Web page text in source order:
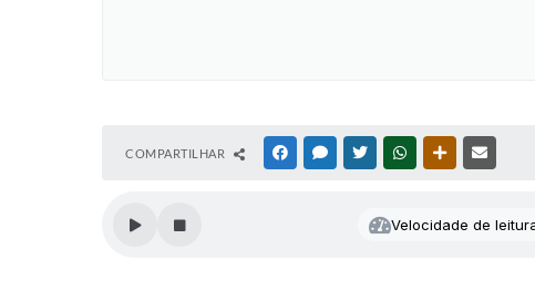
COMPARTILHAR FACEBOOKMESSENGER
TWITTERWHATSAPPOUTRAS MÍDIAS
Velocidade de